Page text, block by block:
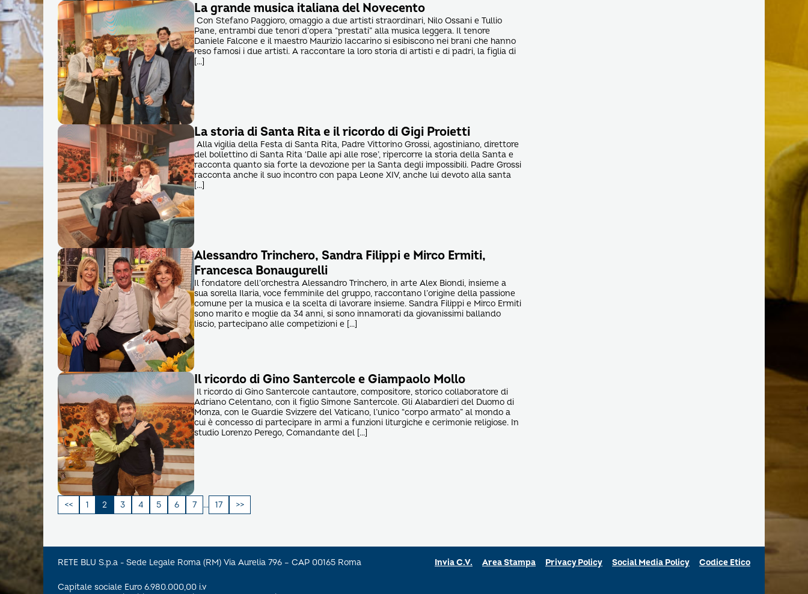
La grande musica italiana del Novecento
Con Stefano Paggioro, omaggio a due artisti straordinari, Nilo Ossani e Tullio
Pane, entrambi due tenori d’opera “prestati” alla musica leggera. Il tenore
Daniele Falcone e il maestro Maurizio Iaccarino si esibiscono nei brani che hanno
reso famosi i due artisti. A raccontare la loro storia di artisti e di padri, la figlia di
[…]
La storia di Santa Rita e il ricordo di Gigi Proietti
Alla vigilia della Festa di Santa Rita, Padre Vittorino Grossi, agostiniano, direttore
del bollettino di Santa Rita ‘Dalle api alle rose’, ripercorre la storia della Santa e
racconta quanto sia forte la devozione per la Santa degli impossibili. Padre Grossi
racconta anche il suo incontro con papa Leone XIV, anche lui devoto alla santa
[…]
Alessandro Trinchero, Sandra Filippi e Mirco Ermiti,
Francesca Bonaugurelli
Il fondatore dell’orchestra Alessandro Trinchero, in arte Alex Biondi, insieme a
sua sorella Ilaria, voce femminile del gruppo, raccontano l’origine della passione
comune per la musica e la scelta di lavorare insieme. Sandra Filippi e Mirco Ermiti
sono marito e moglie da 34 anni, si sono innamorati da giovanissimi ballando
liscio, partecipano alle competizioni e […]
Il ricordo di Gino Santercole e Giampaolo Mollo
Il ricordo di Gino Santercole cantautore, compositore, storico collaboratore di
Adriano Celentano, con il figlio Simone Santercole. Gli Alabardieri del Duomo di
Monza, con le Guardie Svizzere del Vaticano, l’unico “corpo armato” al mondo a
cui è concesso di partecipare in armi a funzioni liturgiche e cerimonie religiose. In
studio Lorenzo Perego, Comandante del […]
Paginazione
articoli
1 2 3 4 5 6 7 … 17
RETE BLU S.p.a - Sede Legale Roma (RM) Via Aurelia 796 – CAP 00165 Roma
Capitale sociale Euro 6.980.000,00 i.v
Invia C.V. Area Stampa Privacy Policy Social Media Policy Codice Etico